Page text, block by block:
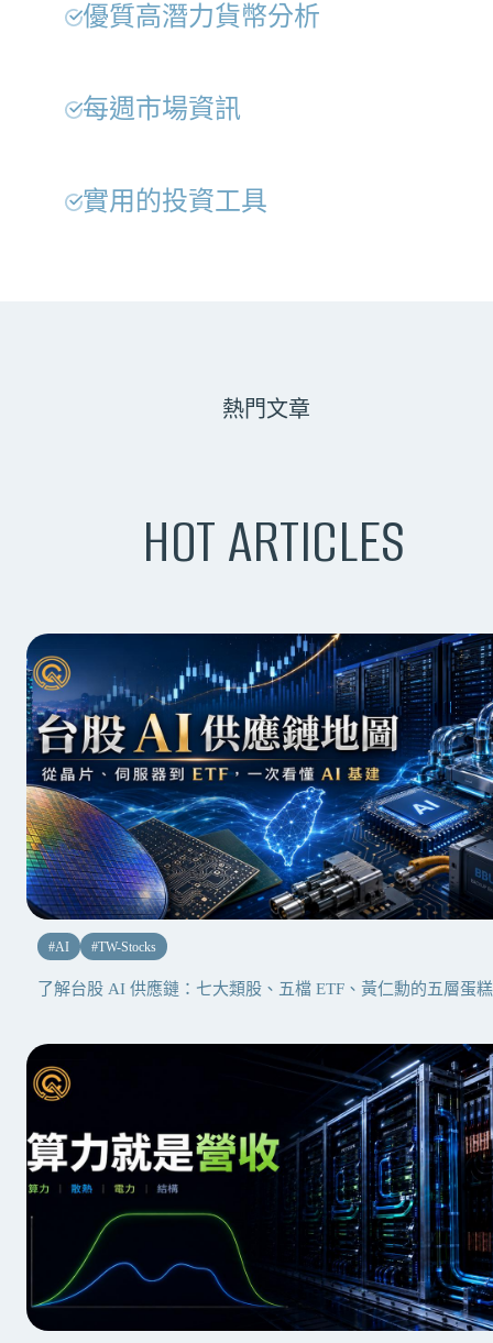
優質高潛力貨幣分析
每週市場資訊
實用的投資工具
HOT ARTICLES
熱門文章
#AI #TW-Stocks
了解台股 AI 供應鏈：七大類股、五檔 ETF、黃仁勳的五層蛋糕